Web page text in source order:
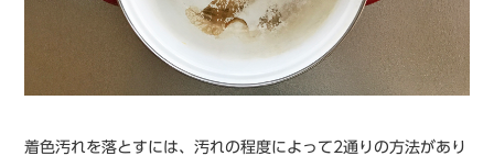
着色汚れを落とすには、汚れの程度によって2通りの方法があり